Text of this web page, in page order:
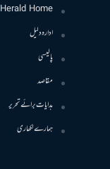
Herald Home
ادارہ دلیل
پالیسی
مقاصد
ہدایات برائے تحریر
ہمارے لکھاری